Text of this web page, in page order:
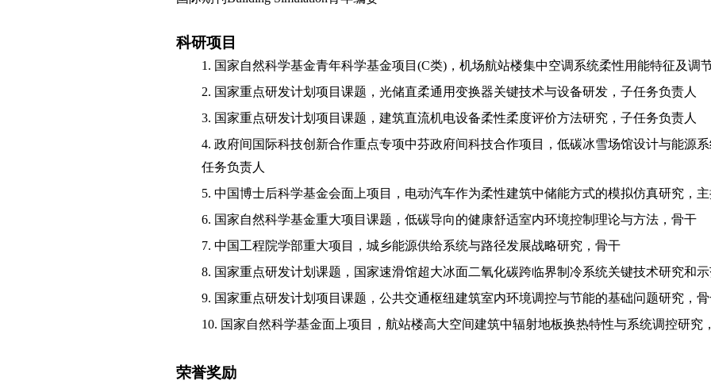
科研项目
1. 国家自然科学基金青年科学基金项目 (C类) ，机场航站楼集中空调系统柔性用能特征及调
2. 国家重点研发计划项目课题， 光储直柔通用变换器关键技术与设备研发 ，子任务负责人
3. 国家重点研发计划项目课题，建筑直流机电设备柔性柔度评价方法研究 ，子任务负责人
4. 政府间国际科技创新合作重点专项中芬政府间科技合作项目， 低碳冰雪场馆设计与能源
任务负责人
5. 中国博士后科学基金会面上项目，电动汽车作为柔性建筑中储能方式的模拟仿真研究 ，
6. 国家自然科学基金重大项目课题，低碳导向的健康舒适室内环境控制理论与方法，骨干
7. 中国工程院学部重大项目，城乡能源供给系统与路径发展战略研究 ，骨干
8. 国家重点研发计划课题，国家速滑馆超大冰面二氧化碳跨临界制冷系统关键技术研究和
9. 国家重点研发计划项目课题， 公共交通枢纽建筑室内环境调控与节能的基础问题研究 ，
10. 国家自然科学基金面上项目 ， 航站楼高大空间建筑中辐射地板换热特性与系统调控研究
荣誉奖励